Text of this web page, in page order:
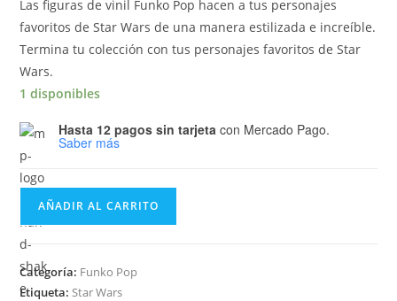
Las figuras de vinil Funko Pop hacen a tus personajes
favoritos de Star Wars de una manera estilizada e increíble.
Termina tu colección con tus personajes favoritos de Star
Wars.
1 disponibles
Hasta 12 pagos sin tarjeta con Mercado Pago.
Saber más
Funko
Star
Wars
The
AÑADIR AL CARRITO
Categoría: Funko Pop
Etiqueta: Star Wars